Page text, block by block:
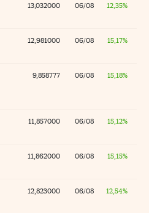
13,032000 06/08 12,35%
12,981000 06/08 15,17%
9,858777 06/08 15,18%
11,857000 06/08 15,12%
11,862000 06/08 15,15%
12,823000 06/08 12,54%